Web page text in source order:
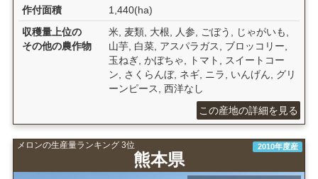
作付面積
1,440(ha)
収穫量上位の
その他の農作物
米, 麦類, 大根, 人参, ごぼう, じゃがいも,
山芋, 白菜, アスパラガス, ブロッコリー,
玉ねぎ, かぼちゃ, トマト, スイートコー
ン, さくらんぼ, ネギ, ニラ, いんげん, グリ
ーンピース, 西洋なし
この産地の詳細を見る
メロンの生産量ランキング 3位
熊本県
2010年度産